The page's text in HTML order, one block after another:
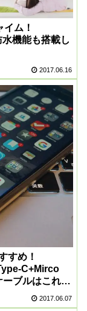
ム！
機能も搭載し
2017.06.16
すめ！
C+Mirco
ブルはこれ1
2017.06.07